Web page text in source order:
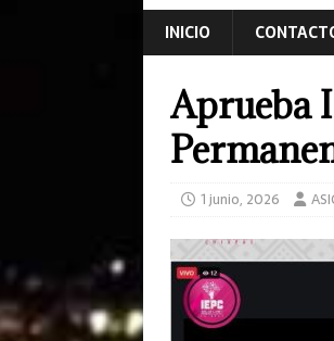
INICIO
Aprueba
1 junio, 2026